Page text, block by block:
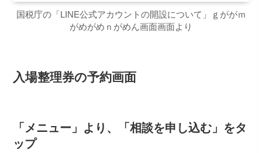
国税庁の「LINE公式アカウントの開設について」ｇががｍ
がめがめｎがめん画面画面より
入場整理券の予約画面
「メニュー」より、「相談を申し込む」をタ
ップ